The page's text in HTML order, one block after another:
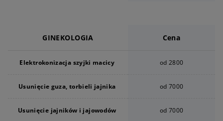
GINEKOLOGIA Cena
Elektrokonizacja szyjki macicy od 2800
Usunięcie guza, torbieli jajnika od 7000
Usunięcie jajników i jajowodów od 7000